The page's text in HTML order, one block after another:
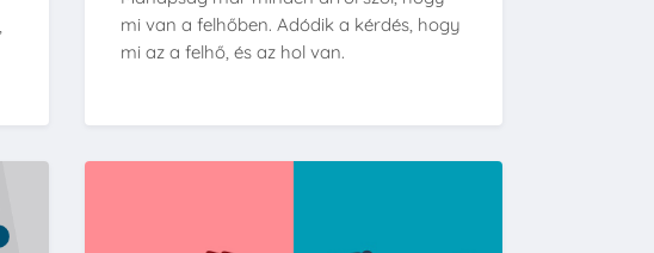
mi van a felhőben. Adódik a kérdés, hogy
mi az a felhő, és az hol van.